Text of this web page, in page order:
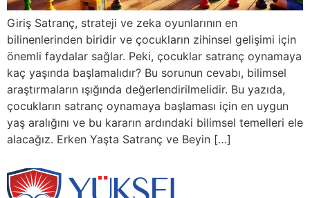
Giriş Satranç, strateji ve zeka oyunlarının en
bilinenlerinden biridir ve çocukların zihinsel gelişimi için
önemli faydalar sağlar. Peki, çocuklar satranç oynamaya
kaç yaşında başlamalıdır? Bu sorunun cevabı, bilimsel
araştırmaların ışığında değerlendirilmelidir. Bu yazıda,
çocukların satranç oynamaya başlaması için en uygun
yaş aralığını ve bu kararın ardındaki bilimsel temelleri ele
alacağız. Erken Yaşta Satranç ve Beyin […]